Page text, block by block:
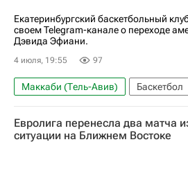
Екатеринбургский баскетбольный
своем Telegram-канале о переходе
Дэвида Эфиани.
4 июля, 19:55 97
Маккаби (Тель-Авив) Баскетбол
Уралмаш
Хорсенс
Евролига перенесла два матча
ситуации на Ближнем Востоке